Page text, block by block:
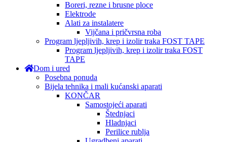
Boreri, rezne i brusne ploce
Elektrode
Alati za instalatere
Vijčana i pričvrsna roba
Program ljepljivih, krep i izolir traka FOST TAPE
Program ljepljivih, krep i izolir traka FOST
TAPE
Dom i ured
Posebna ponuda
Bijela tehnika i mali kućanski aparati
KONČAR
Samostojeći aparati
Štednjaci
Hladnjaci
Perilice rublja